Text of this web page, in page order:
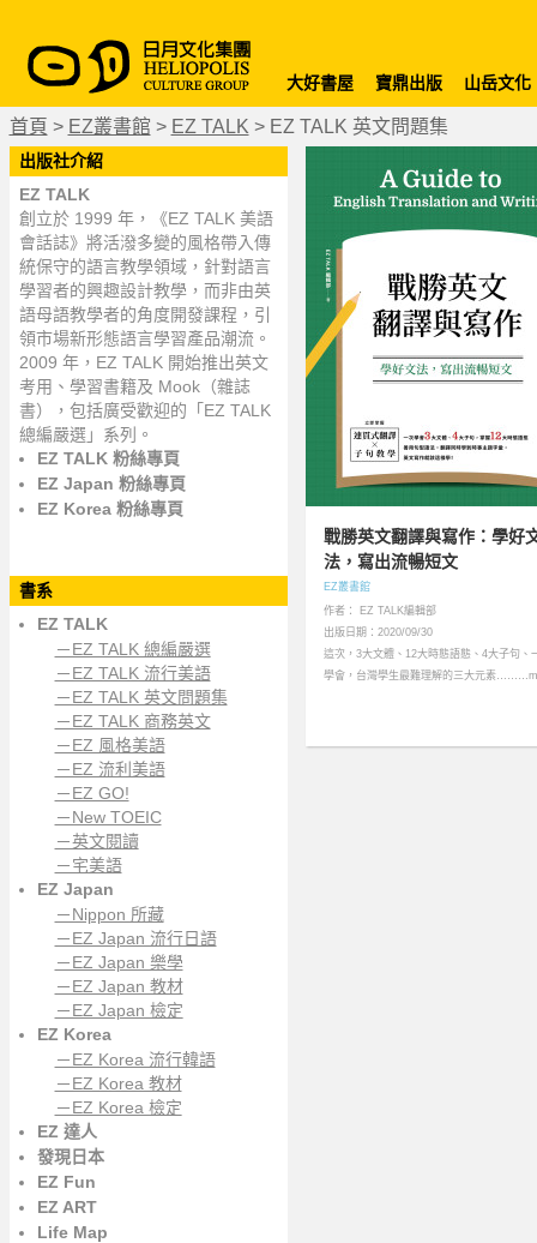
大好書屋 寶鼎出版 山岳文化
首頁 > EZ叢書館 > EZ TALK > EZ TALK 英文問題集
出版社介紹
EZ TALK
創立於 1999 年，《EZ TALK 美語
會話誌》將活潑多變的風格帶入傳
統保守的語言教學領域，針對語言
學習者的興趣設計教學，而非由英
語母語教學者的角度開發課程，引
領市場新形態語言學習產品潮流。
2009 年，EZ TALK 開始推出英文
考用、學習書籍及 Mook（雜誌
書），包括廣受歡迎的「EZ TALK
總編嚴選」系列。
EZ TALK 粉絲專頁
EZ Japan 粉絲專頁
EZ Korea 粉絲專頁
書系
EZ TALK
－EZ TALK 總編嚴選
－EZ TALK 流行美語
－EZ TALK 英文問題集
－EZ TALK 商務英文
－EZ 風格美語
－EZ 流利美語
－EZ GO!
－New TOEIC
－英文閱讀
－宅美語
EZ Japan
－Nippon 所藏
－EZ Japan 流行日語
－EZ Japan 樂學
－EZ Japan 教材
－EZ Japan 檢定
EZ Korea
－EZ Korea 流行韓語
－EZ Korea 教材
－EZ Korea 檢定
EZ 達人
發現日本
EZ Fun
EZ ART
Life Map
戰勝英文翻譯與寫作：學好
法，寫出流暢短文
EZ叢書館
作者： EZ TALK編輯部
出版日期：2020/09/30
這次，3大文體、12大時態語態、4大子句、
學會，台灣學生最難理解的三大元素